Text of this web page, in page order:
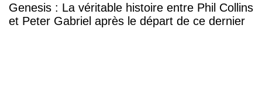
Genesis : La véritable histoire entre Phil Collins
et Peter Gabriel après le départ de ce dernier